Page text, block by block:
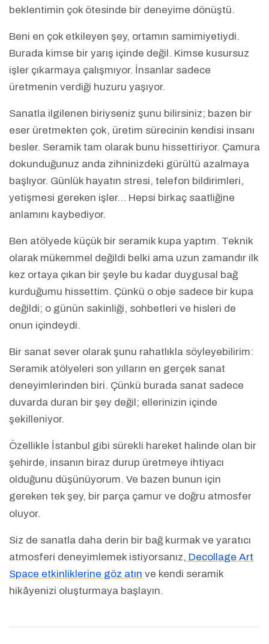
beklentimin çok ötesinde bir deneyime dönüştü.
Beni en çok etkileyen şey, ortamın samimiyetiydi.
Burada kimse bir yarış içinde değil. Kimse kusursuz
işler çıkarmaya çalışmıyor. İnsanlar sadece
üretmenin verdiği huzuru yaşıyor.
Sanatla ilgilenen biriyseniz şunu bilirsiniz; bazen bir
eser üretmekten çok, üretim sürecinin kendisi insanı
besler. Seramik tam olarak bunu hissettiriyor. Çamura
dokunduğunuz anda zihninizdeki gürültü azalmaya
başlıyor. Günlük hayatın stresi, telefon bildirimleri,
yetişmesi gereken işler… Hepsi birkaç saatliğine
anlamını kaybediyor.
Ben atölyede küçük bir seramik kupa yaptım. Teknik
olarak mükemmel değildi belki ama uzun zamandır ilk
kez ortaya çıkan bir şeyle bu kadar duygusal bağ
kurduğumu hissettim. Çünkü o obje sadece bir kupa
değildi; o günün sakinliği, sohbetleri ve hisleri de
onun içindeydi.
Bir sanat sever olarak şunu rahatlıkla söyleyebilirim:
Seramik atölyeleri son yılların en gerçek sanat
deneyimlerinden biri. Çünkü burada sanat sadece
duvarda duran bir şey değil; ellerinizin içinde
şekilleniyor.
Özellikle İstanbul gibi sürekli hareket halinde olan bir
şehirde, insanın biraz durup üretmeye ihtiyacı
olduğunu düşünüyorum. Ve bazen bunun için
gereken tek şey, bir parça çamur ve doğru atmosfer
oluyor.
Siz de sanatla daha derin bir bağ kurmak ve yaratıcı
atmosferi deneyimlemek istiyorsanız, Decollage Art
Space etkinliklerine göz atın ve kendi seramik
hikâyenizi oluşturmaya başlayın.